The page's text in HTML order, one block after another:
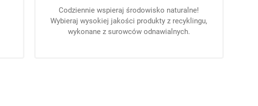
Codziennie wspieraj środowisko naturalne!
Wybieraj wysokiej jakości produkty z recyklingu,
wykonane z surowców odnawialnych.